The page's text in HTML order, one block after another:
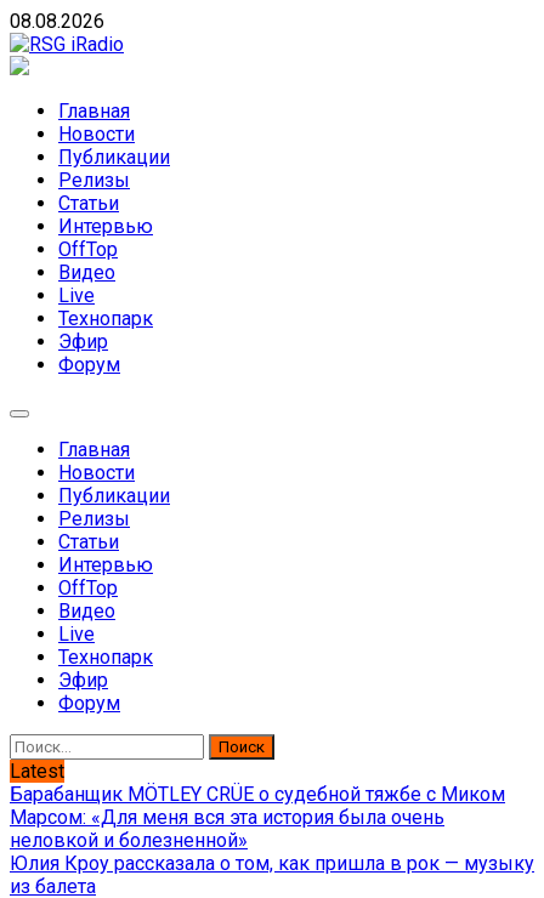
Skip
to
content
08.08.2026
направлений без возрастных ограничений
Главная
Новости
Публикации
Релизы
Статьи
Интервью
OffTop
Видео
Live
Технопарк
Эфир
Форум
Главная
Новости
Публикации
Релизы
Статьи
Интервью
OffTop
Видео
Live
Технопарк
Эфир
Форум
Найти:
Latest
Барабанщик MÖTLEY CRÜE о судебной тяжбе с Миком
Марсом: «Для меня вся эта история была очень
неловкой и болезненной»
Юлия Кроу рассказала о том, как пришла в рок — музыку
из балета